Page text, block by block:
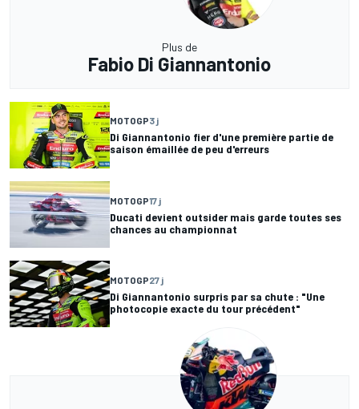
Plus de
Fabio Di Giannantonio
MOTOGP3 j
Di Giannantonio fier d'une première partie de
saison émaillée de peu d'erreurs
MOTOGP17 j
Ducati devient outsider mais garde toutes ses
chances au championnat
MOTOGP27 j
Di Giannantonio surpris par sa chute : "Une
photocopie exacte du tour précédent"